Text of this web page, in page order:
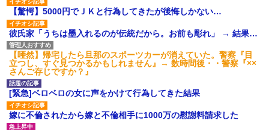
げえええええｗｗｗｗｗｗｗｗ
ｗｗｗ
【愕然】白のクラウン俺氏、
高速道路左車線を制限速度で走
った結果wwwwwwwwwwww
百年の恋12-899 食べた量を
張り合ってくる
【悲報】佐藤輝明・・・２軍
でも盛大にやらかす←あまり悲
しませないでくれ
【驚愕】5000円でＪＫと行為してきたが後悔しかない…
彼氏家「うちは墨入れるのが伝統だから。お前も彫れ」 → 結果…
【唖然】帰宅したら旦那のスポーツカーが消えていた。警察『目
立つし、すぐ見つかるかもしれません』→ 数時間後・・警察『××
さんご存じですか？』
[緊急]ベロベロの女に声をかけて行為してきた結果
嫁に不倫されたから嫁と不倫相手に1000万の慰謝料請求した